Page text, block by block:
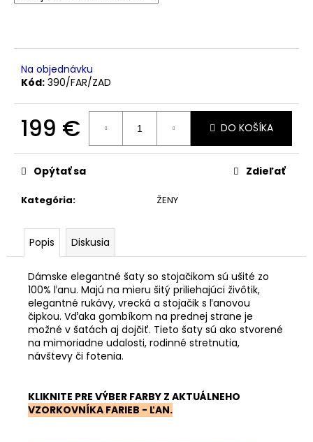
Na objednávku
Kód: 390/FAR/ZAD
199 €
cena:
DO KOŠÍKA
Kategória: ŽENY
Opýtať sa Zdieľať
Popis Diskusia
Dámske elegantné šaty so stojačikom sú ušité zo
100% ľanu. Majú na mieru šitý priliehajúci živôtik,
elegantné rukávy, vrecká a stojačik s ľanovou
čipkou. Vďaka gombíkom na prednej strane je
možné v šatách aj dojčiť. Tieto šaty sú ako stvorené
na mimoriadne udalosti, rodinné stretnutia,
návštevy či fotenia.
KLIKNITE PRE VÝBER FARBY Z AKTUÁLNEHO
VZORKOVNÍKA FARIEB - ĽAN.